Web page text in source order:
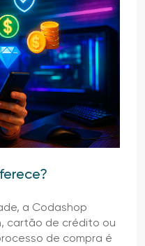
a Codashop
cartão de crédito ou
de compra é